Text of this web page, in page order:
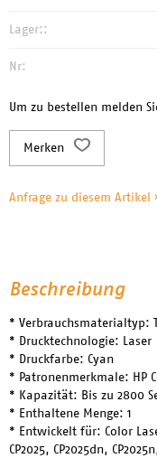
Lager::
Nr:
Um zu bestellen melden
Merken
Anfrage zu diesem Artikel
Beschreibung
* Verbrauchsmaterialtyp:
* Drucktechnologie: Laser
* Druckfarbe: Cyan
* Patronenmerkmale: HP
* Kapazität: Bis zu 2800
* Enthaltene Menge: 1
* Entwickelt für: Color
CP2025, CP2025dn,